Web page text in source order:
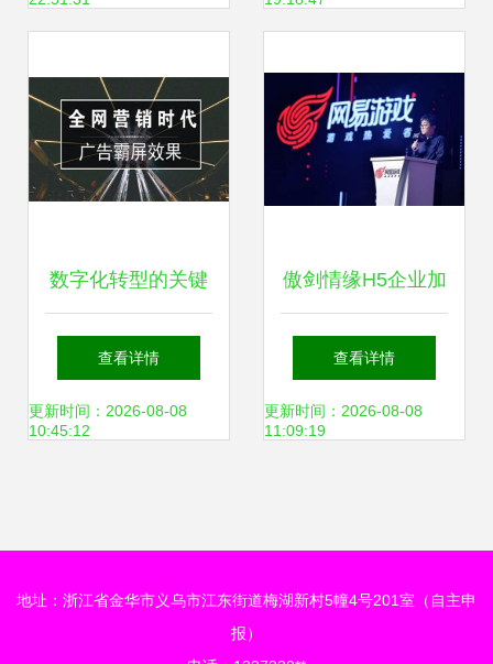
技术研发新篇章
数字化转型的关键
湖南加盟推广与网
络技术研发新策略
查看详情
更新时间：2026-08-08
10:45:12
傲剑情缘H5企业加
盟 迈向财富自由的
成功之路
查看详情
更新时间：2026-08-08
11:09:19
地址：浙江省金华市义乌市江东街道梅湖新村5幢4号201室（自主申
报）